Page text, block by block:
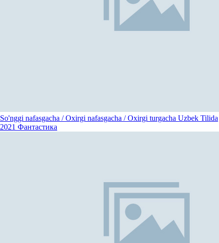
So'nggi nafasgacha / Oxirgi nafasgacha / Oxirgi turgacha Uzbek Tilida
2021 Фантастика